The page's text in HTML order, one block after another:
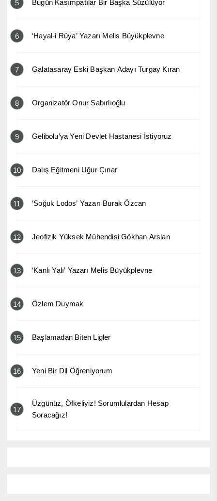
5 Bugün Kasımpatılar Bir Başka Süzülüyor
6 ‘Hayal-i Rüya’ Yazarı Melis Büyükplevne
7 Galatasaray Eski Başkan Adayı Turgay Kıran
8 Organizatör Onur Sabırlıoğlu
9 Gelibolu’ya Yeni Devlet Hastanesi İstiyoruz
10 Dalış Eğitmeni Uğur Çınar
11 ‘Soğuk Lodos’ Yazarı Burak Özcan
12 Jeofizik Yüksek Mühendisi Gökhan Arslan
13 ‘Kanlı Yalı’ Yazarı Melis Büyükplevne
14 Özlem Duymak
15 Başlamadan Biten Ligler
16 Yeni Bir Dil Öğreniyorum
17
Üzgünüz, Öfkeliyiz! Sorumlulardan Hesap
Soracağız!